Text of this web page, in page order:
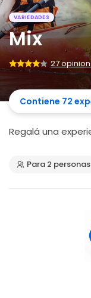
VARIEDADES
Mix
27
Contiene 72
Regalá una
Para 2 personas